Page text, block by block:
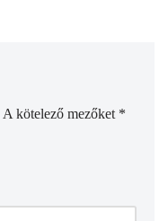
A kötelező mezőket *